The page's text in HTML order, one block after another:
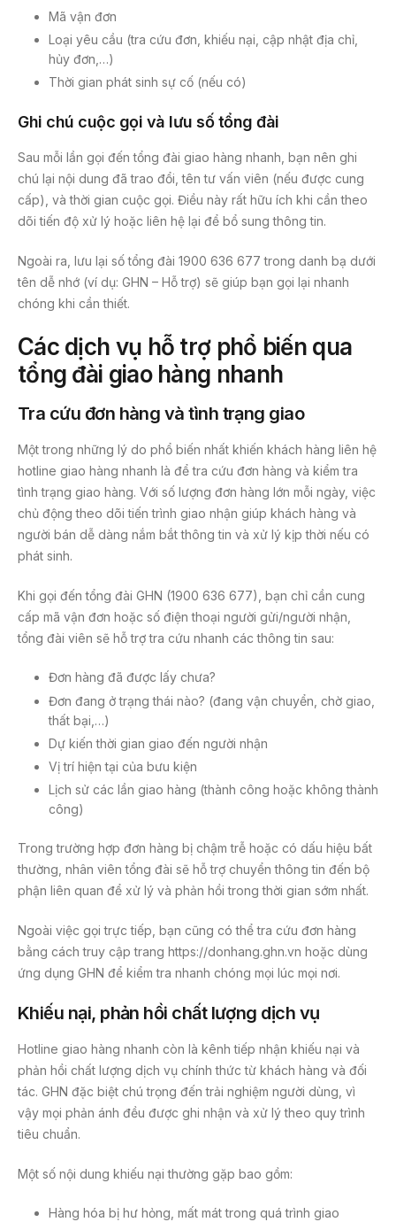
Mã vận đơn
Loại yêu cầu (tra cứu đơn, khiếu nại, cập nhật địa chỉ,
hủy đơn,…)
Thời gian phát sinh sự cố (nếu có)
Ghi chú cuộc gọi và lưu số tổng đài
Sau mỗi lần gọi đến tổng đài giao hàng nhanh, bạn nên ghi
chú lại nội dung đã trao đổi, tên tư vấn viên (nếu được cung
cấp), và thời gian cuộc gọi. Điều này rất hữu ích khi cần theo
dõi tiến độ xử lý hoặc liên hệ lại để bổ sung thông tin.
Ngoài ra, lưu lại số tổng đài 1900 636 677 trong danh bạ dưới
tên dễ nhớ (ví dụ: GHN – Hỗ trợ) sẽ giúp bạn gọi lại nhanh
chóng khi cần thiết.
Các dịch vụ hỗ trợ phổ biến qua
tổng đài giao hàng nhanh
Tra cứu đơn hàng và tình trạng giao
Một trong những lý do phổ biến nhất khiến khách hàng liên hệ
hotline giao hàng nhanh là để tra cứu đơn hàng và kiểm tra
tình trạng giao hàng. Với số lượng đơn hàng lớn mỗi ngày, việc
chủ động theo dõi tiến trình giao nhận giúp khách hàng và
người bán dễ dàng nắm bắt thông tin và xử lý kịp thời nếu có
phát sinh.
Khi gọi đến tổng đài GHN (1900 636 677), bạn chỉ cần cung
cấp mã vận đơn hoặc số điện thoại người gửi/người nhận,
tổng đài viên sẽ hỗ trợ tra cứu nhanh các thông tin sau:
Đơn hàng đã được lấy chưa?
Đơn đang ở trạng thái nào? (đang vận chuyển, chờ giao,
thất bại,…)
Dự kiến thời gian giao đến người nhận
Vị trí hiện tại của bưu kiện
Lịch sử các lần giao hàng (thành công hoặc không thành
công)
Trong trường hợp đơn hàng bị chậm trễ hoặc có dấu hiệu bất
thường, nhân viên tổng đài sẽ hỗ trợ chuyển thông tin đến bộ
phận liên quan để xử lý và phản hồi trong thời gian sớm nhất.
Ngoài việc gọi trực tiếp, bạn cũng có thể tra cứu đơn hàng
bằng cách truy cập trang https://donhang.ghn.vn hoặc dùng
ứng dụng GHN để kiểm tra nhanh chóng mọi lúc mọi nơi.
Khiếu nại, phản hồi chất lượng dịch vụ
Hotline giao hàng nhanh còn là kênh tiếp nhận khiếu nại và
phản hồi chất lượng dịch vụ chính thức từ khách hàng và đối
tác. GHN đặc biệt chú trọng đến trải nghiệm người dùng, vì
vậy mọi phản ánh đều được ghi nhận và xử lý theo quy trình
tiêu chuẩn.
Một số nội dung khiếu nại thường gặp bao gồm:
Hàng hóa bị hư hỏng, mất mát trong quá trình giao